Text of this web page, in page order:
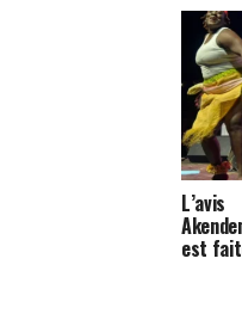
est